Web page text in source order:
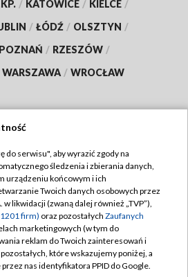
/ KATOWICE / KIELCE /
/ ŁÓDŹ / OLSZTYN /
POZNAŃ / RZESZÓW /
WARSZAWA / WROCŁAW
TVP
Regulamin TVP
prywatności
Moje zgody
Pomoc
do serwisu", aby wyrazić zgody na
śledzenia i zbierania danych,
urządzeniu końcowym i ich
Twoich danych osobowych przez
w likwidacji (zwaną dalej również „TVP”),
firm) oraz pozostałych Zaufanych
marketingowych (w tym do
reklam do Twoich zainteresowań i
które wskazujemy poniżej, a
nas identyfikatora PPID do Google.